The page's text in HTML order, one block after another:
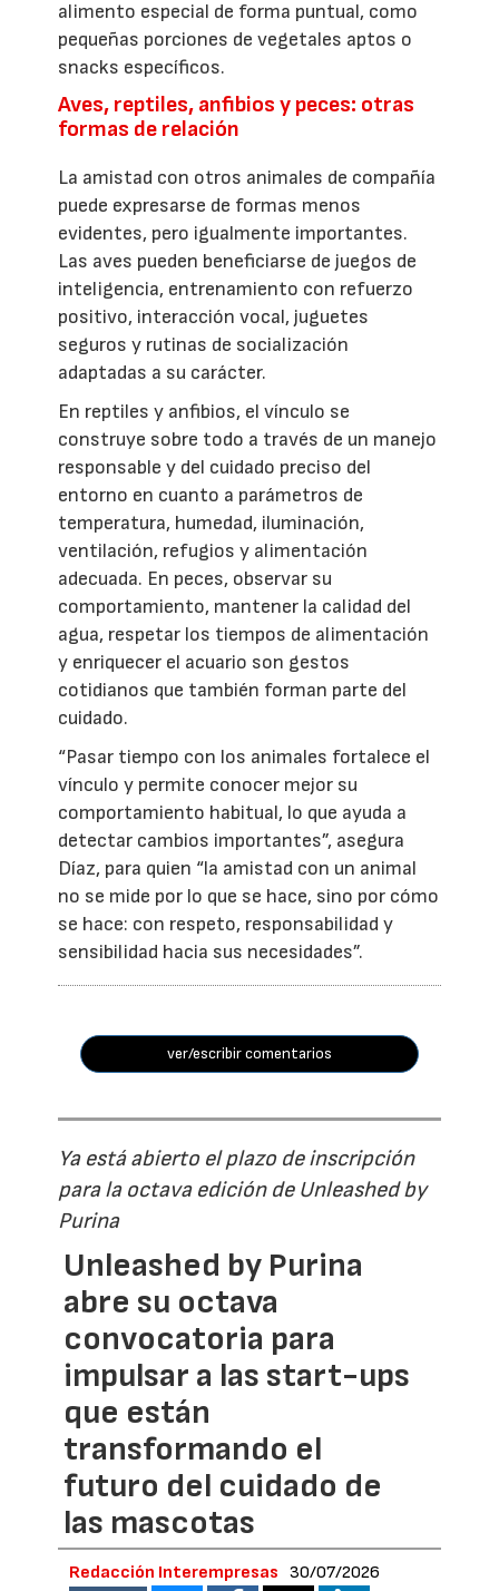
alimento especial de forma puntual, como
pequeñas porciones de vegetales aptos o
snacks específicos.
Aves, reptiles, anfibios y peces: otras
formas de relación
La amistad con otros animales de compañía
puede expresarse de formas menos
evidentes, pero igualmente importantes.
Las aves pueden beneficiarse de juegos de
inteligencia, entrenamiento con refuerzo
positivo, interacción vocal, juguetes
seguros y rutinas de socialización
adaptadas a su carácter.
En reptiles y anfibios, el vínculo se
construye sobre todo a través de un manejo
responsable y del cuidado preciso del
entorno en cuanto a parámetros de
temperatura, humedad, iluminación,
ventilación, refugios y alimentación
adecuada. En peces, observar su
comportamiento, mantener la calidad del
agua, respetar los tiempos de alimentación
y enriquecer el acuario son gestos
cotidianos que también forman parte del
cuidado.
“Pasar tiempo con los animales fortalece el
vínculo y permite conocer mejor su
comportamiento habitual, lo que ayuda a
detectar cambios importantes”, asegura
Díaz, para quien “la amistad con un animal
no se mide por lo que se hace, sino por cómo
se hace: con respeto, responsabilidad y
sensibilidad hacia sus necesidades”.
ver/escribir comentarios
Ya está abierto el plazo de inscripción
para la octava edición de Unleashed by
Purina
Unleashed by Purina
abre su octava
convocatoria para
impulsar a las start-ups
que están
transformando el
futuro del cuidado de
las mascotas
Redacción Interempresas 30/07/2026